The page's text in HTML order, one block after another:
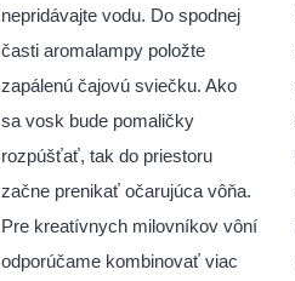
nepridávajte vodu. Do spodnej
časti aromalampy položte
zapálenú čajovú sviečku. Ako
sa vosk bude pomaličky
rozpúšťať, tak do priestoru
začne prenikať očarujúca vôňa.
Pre kreatívnych milovníkov vôní
odporúčame kombinovať viac